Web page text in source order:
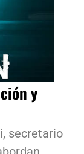
y
secretario